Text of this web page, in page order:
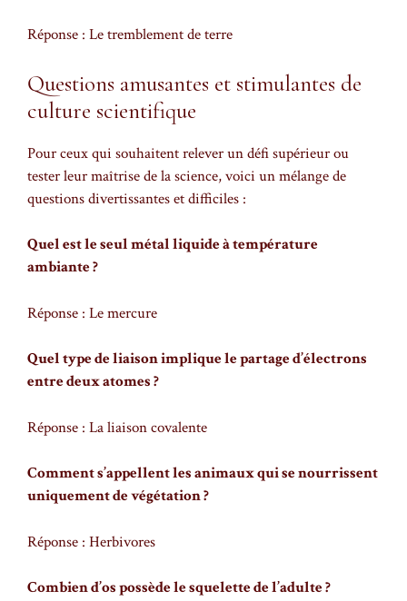
Réponse : Le tremblement de terre
Questions amusantes et stimulantes de
culture scientifique
Pour ceux qui souhaitent relever un défi supérieur ou
tester leur maîtrise de la science, voici un mélange de
questions divertissantes et difficiles :
Quel est le seul métal liquide à température
ambiante ?
Réponse : Le mercure
Quel type de liaison implique le partage d’électrons
entre deux atomes ?
Réponse : La liaison covalente
Comment s’appellent les animaux qui se nourrissent
uniquement de végétation ?
Réponse : Herbivores
Combien d’os possède le squelette de l’adulte ?